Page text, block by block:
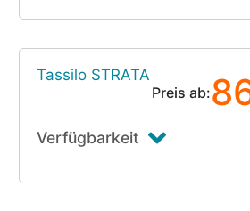
Tassilo STRATA
Preis ab:
Verfügbarkeit